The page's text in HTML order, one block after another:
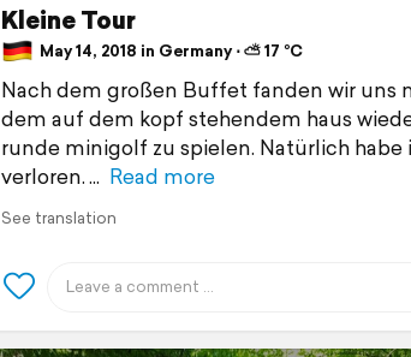
Kleine Tour
May 14, 2018 in Germany ⋅ ⛅ 17 °C
Nach dem großen Buffet fanden wir uns
dem auf dem kopf stehendem haus
runde minigolf zu spielen. Natürlich
verloren.
Read more
See translation